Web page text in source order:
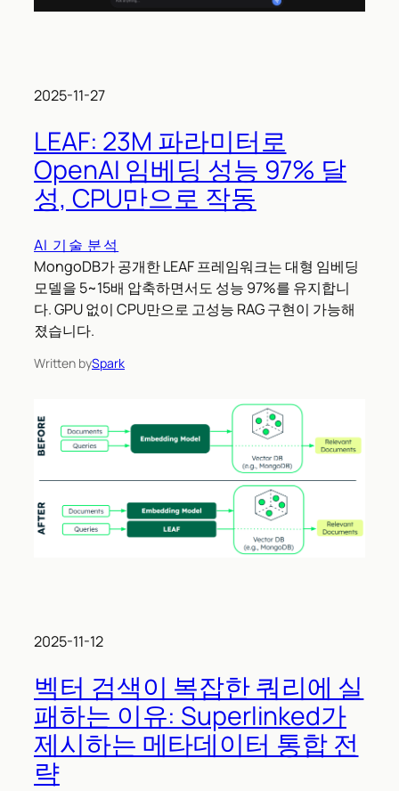
2025-11-27
LEAF: 23M 파라미터로
OpenAI 임베딩 성능 97% 달
성, CPU만으로 작동
AI 기술 분석
MongoDB가 공개한 LEAF 프레임워크는 대형 임베딩
모델을 5~15배 압축하면서도 성능 97%를 유지합니
다. GPU 없이 CPU만으로 고성능 RAG 구현이 가능해
졌습니다.
Written bySpark
2025-11-12
벡터 검색이 복잡한 쿼리에 실
패하는 이유: Superlinked가
제시하는 메타데이터 통합 전
략